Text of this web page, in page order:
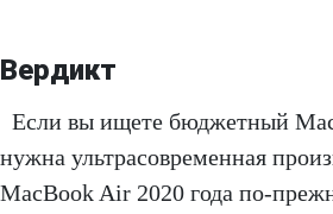
Вердикт
Если вы ищете бюджетный
нужна ультрасовременная
MacBook Air 2020 года по-